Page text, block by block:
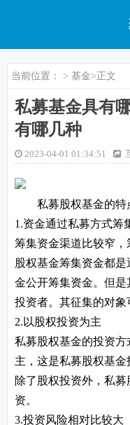
当前位置： > 基金>正文
私募基金具有
有哪几种
2023-04-01 01:34:51
私募股权基金的特
1.资金通过私募方式筹
筹集资金渠道比较窄
股权基金筹集资金都
金公开筹集资金。但
投资者。其征集的对象
2.以股权投资为主
私募股权基金的投资
主，这是私募股权基金
除了股权投资外，私
资。
3.投资风险相对比较大